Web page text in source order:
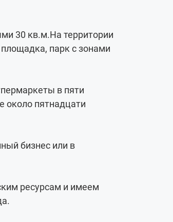
30 кв.м.На территории
парк с зонами
в пяти
около пятнадцати
бизнес или в
ресурсам и имеем